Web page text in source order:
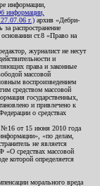
информации,
информации,
г.) архив «Дебри-
распространение
ст.8 «Право на
журналист не несут
и
права и законные
массовой
воспроизведением
средством массовой
государственных,
и привлечено к
о средствах
№16 от 15 июня 2010 года
«по делам,
не является
«О средствах массовой
которой определяется
морального вреда